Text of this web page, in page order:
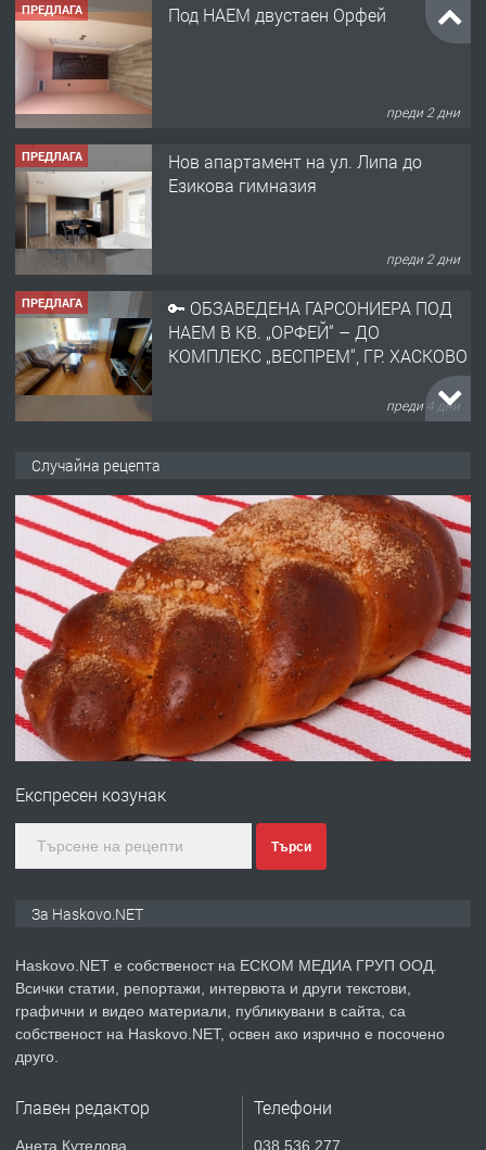
ПРЕДЛАГА Под НАЕМ двустаен Орфей
преди 2 дни
ПРЕДЛАГА
Нов апартамент на ул. Липа до
Езикова гимназия
преди 2 дни
ПРЕДЛАГА
🔑 ОБЗАВЕДЕНА ГАРСОНИЕРА ПОД
НАЕМ В КВ. „ОРФЕЙ“ – ДО
КОМПЛЕКС „ВЕСПРЕМ“, ГР. ХАСКОВО
преди 4 дни
АПАРТАМЕНТ В ЦЕНТЪРА НА ГР.
ХАСКОВО
преди 4 дни
ПРЕДЛАГА Давам гараж под наем
преди 4 дни
ПРЕДЛАГА
№4120 Магазин/Офис под наем в кв.
преди 5 дни
ПРЕДЛАГА
Продавам парцел в гр. Хасково кв.
Случайна рецепта
Експресен козунак
Търси
За Haskovo.NET
Haskovo.NET е собственост на ЕСКОМ МЕДИА ГРУП ООД.
Всички статии, репортажи, интервюта и други текстови,
графични и видео материали, публикувани в сайта, са
собственост на Haskovo.NET, освен ако изрично е посочено
друго.
Главен редактор
Анета Кутелова
Телефони
038 536 277